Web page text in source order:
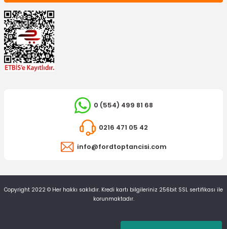
Arka Silecek Kol Kapağı Connect
1.350,00 TL
0 (554) 499 81 68
0216 471 05 42
info@fordtoptancisi.com
Copyright 2022 © Her hakkı saklıdır. Kredi kartı bilgileriniz 256bit SSL sertifikası ile
korunmaktadır.